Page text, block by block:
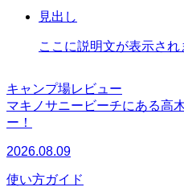
見出し
ここに説明文が表示され
キャンプ場レビュー
マキノサニービーチにある高
ー！
2026.08.09
使い方ガイド